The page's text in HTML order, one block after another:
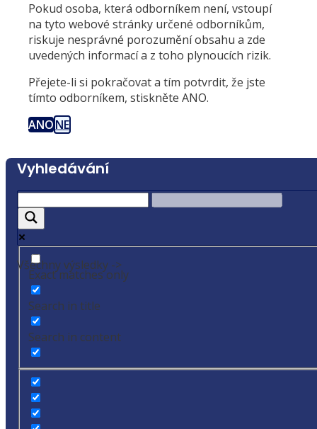
Pokud osoba, která odborníkem není, vstoupí
na tyto webové stránky určené odborníkům,
riskuje nesprávné porozumění obsahu a zde
uvedených informací a z toho plynoucích rizik.
Přejete-li si pokračovat a tím potvrdit, že jste
tímto odborníkem, stiskněte ANO.
ANONE
Vyhledávání
Všechny výsledky ->
Exact matches only
Search in title
Search in content